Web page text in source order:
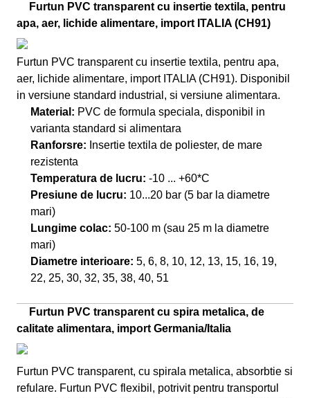
Furtun PVC transparent cu insertie textila, pentru
apa, aer, lichide alimentare, import ITALIA (CH91)
Furtun PVC transparent cu insertie textila, pentru apa,
aer, lichide alimentare, import ITALIA (CH91). Disponibil
in versiune standard industrial, si versiune alimentara.
Material: PVC de formula speciala, disponibil in
varianta standard si alimentara
Ranforsre: Insertie textila de poliester, de mare
rezistenta
Temperatura de lucru: -10 ... +60*C
Presiune de lucru: 10...20 bar (5 bar la diametre
mari)
Lungime colac: 50-100 m (sau 25 m la diametre
mari)
Diametre interioare: 5, 6, 8, 10, 12, 13, 15, 16, 19,
22, 25, 30, 32, 35, 38, 40, 51
Furtun PVC transparent cu spira metalica, de
calitate alimentara, import Germania/Italia
Furtun PVC transparent, cu spirala metalica, absorbtie si
refulare. Furtun PVC flexibil, potrivit pentru transportul